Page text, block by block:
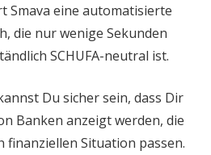
Smava eine automatisierte
die nur wenige Sekunden
SCHUFA-neutral ist.
Du sicher sein, dass Dir
Banken anzeigt werden, die
finanziellen Situation passen.